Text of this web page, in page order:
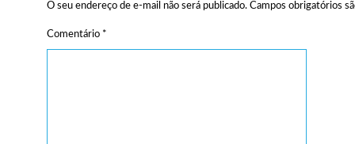
O seu endereço de e-mail não será publicado. Campos obrigatórios
Comentário *